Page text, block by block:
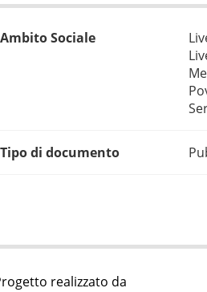
Ambito Sociale
Tipo di documento
realizzato da